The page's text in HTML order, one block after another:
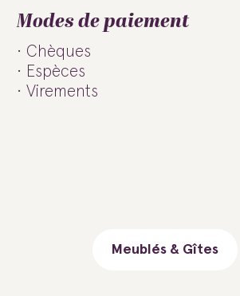
Modes de paiement
Chèques
Espèces
Virements
Meublés & Gîtes